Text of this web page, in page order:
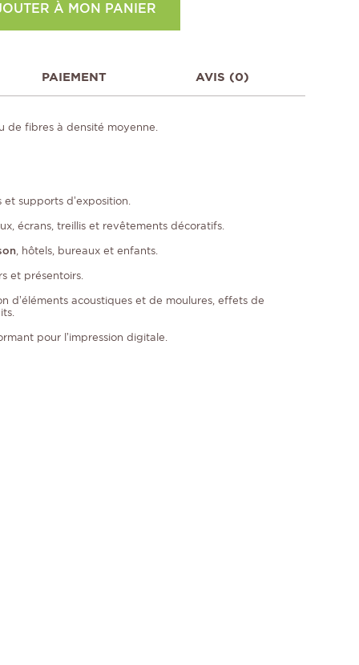
À MON PANIER
PAIEMENT AVIS (0)
de fibres à densité moyenne.
supports d’exposition.
écrans, treillis et revêtements décoratifs.
, hôtels, bureaux et enfants.
et présentoirs.
d’éléments acoustiques et de moulures, effets de
pour l’impression digitale.